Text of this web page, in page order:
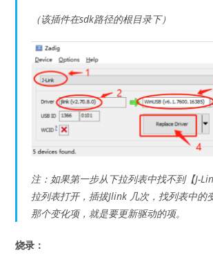
（该插件在sdk路径的根目录下）
注：如果第一步从下拉列表中找不到【J-
拉列表打开，插拔Jlink 几次，找列表中的
那个变化项，就是要更新驱动的项。
烧录：